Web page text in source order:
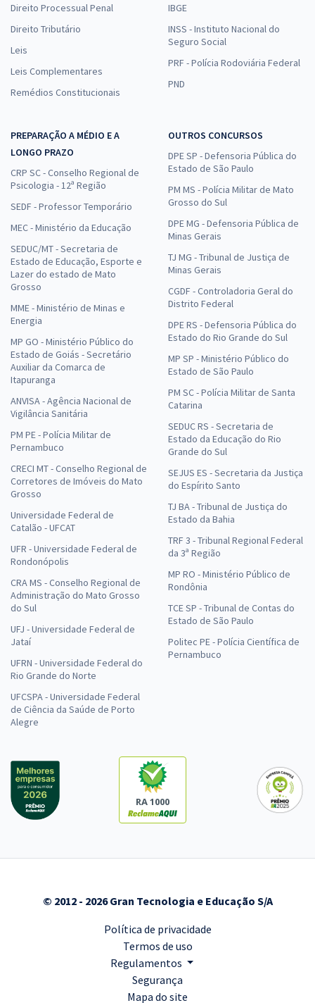
Direito Processual Penal
Direito Tributário
Leis
Leis Complementares
Remédios Constitucionais
IBGE
INSS - Instituto Nacional do
Seguro Social
PRF - Polícia Rodoviária Federal
PND
PREPARAÇÃO A MÉDIO E A
LONGO PRAZO
CRP SC - Conselho Regional de
Psicologia - 12ª Região
SEDF - Professor Temporário
MEC - Ministério da Educação
SEDUC/MT - Secretaria de
Estado de Educação, Esporte e
Lazer do estado de Mato
Grosso
MME - Ministério de Minas e
Energia
MP GO - Ministério Público do
Estado de Goiás - Secretário
Auxiliar da Comarca de
Itapuranga
ANVISA - Agência Nacional de
Vigilância Sanitária
PM PE - Polícia Militar de
Pernambuco
CRECI MT - Conselho Regional de
Corretores de Imóveis do Mato
Grosso
Universidade Federal de
Catalão - UFCAT
UFR - Universidade Federal de
Rondonópolis
CRA MS - Conselho Regional de
Administração do Mato Grosso
do Sul
UFJ - Universidade Federal de
Jataí
UFRN - Universidade Federal do
Rio Grande do Norte
UFCSPA - Universidade Federal
de Ciência da Saúde de Porto
Alegre
OUTROS CONCURSOS
DPE SP - Defensoria Pública do
Estado de São Paulo
PM MS - Polícia Militar de Mato
Grosso do Sul
DPE MG - Defensoria Pública de
Minas Gerais
TJ MG - Tribunal de Justiça de
Minas Gerais
CGDF - Controladoria Geral do
Distrito Federal
DPE RS - Defensoria Pública do
Estado do Rio Grande do Sul
MP SP - Ministério Público do
Estado de São Paulo
PM SC - Polícia Militar de Santa
Catarina
SEDUC RS - Secretaria de
Estado da Educação do Rio
Grande do Sul
SEJUS ES - Secretaria da Justiça
do Espírito Santo
TJ BA - Tribunal de Justiça do
Estado da Bahia
TRF 3 - Tribunal Regional Federal
da 3ª Região
MP RO - Ministério Público de
Rondônia
TCE SP - Tribunal de Contas do
Estado de São Paulo
Politec PE - Polícia Científica de
Pernambuco
RA 1000
© 2012 - 2026 Gran Tecnologia e Educação S/A
Política de privacidade
Termos de uso
Regulamentos
Segurança
Mapa do site